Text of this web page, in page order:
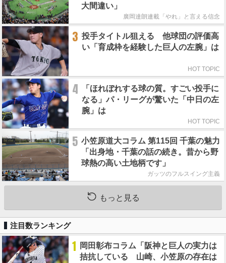
大間違い」
廣岡達朗連載「やれ」と言える信念
3 投手タイトル狙える 他球団の評価高
い「育成枠を経験した巨人の左腕」は
HOT TOPIC
4
「ほれぼれする球の質。すごい投手に
なる」パ・リーグが驚いた「中日の左
腕」は
HOT TOPIC
5 小笠原道大コラム 第115回 千葉の魅力
「出身地・千葉の話の続き。昔から野
球熱の高い土地柄です」
ガッツのフルスイング主義
もっと見る
注目数ランキング
1
岡田彰布コラム「阪神と巨人の実力は
拮抗している 山崎、小笠原の存在は